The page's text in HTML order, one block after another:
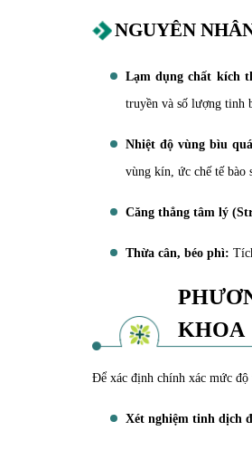
NGUYÊN
Lạm dụng chất kích
truyền và số lượng tinh
Nhiệt độ vùng bìu
vùng kín, ức chế tế bào
Căng thẳng tâm lý
Thừa cân, béo phì:
KHOA
Để xác định chính xác mức độ
Xét nghiệm tinh dịch